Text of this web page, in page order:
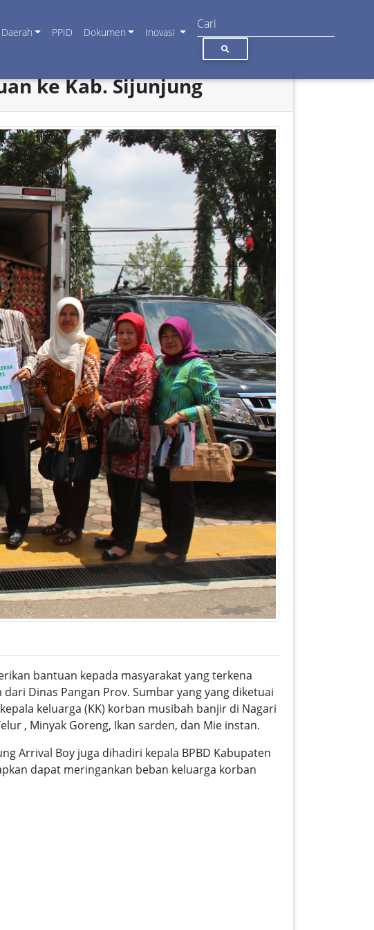
PPID Dokumen Inovasi
ke Kab. Sijunjung
bantuan kepada masyarakat yang terkena
Dinas Pangan Prov. Sumbar yang yang diketuai
keluarga (KK) korban musibah banjir di Nagari
, Minyak Goreng, Ikan sarden, dan Mie instan.
Arrival Boy juga dihadiri kepala BPBD Kabupaten
dapat meringankan beban keluarga korban